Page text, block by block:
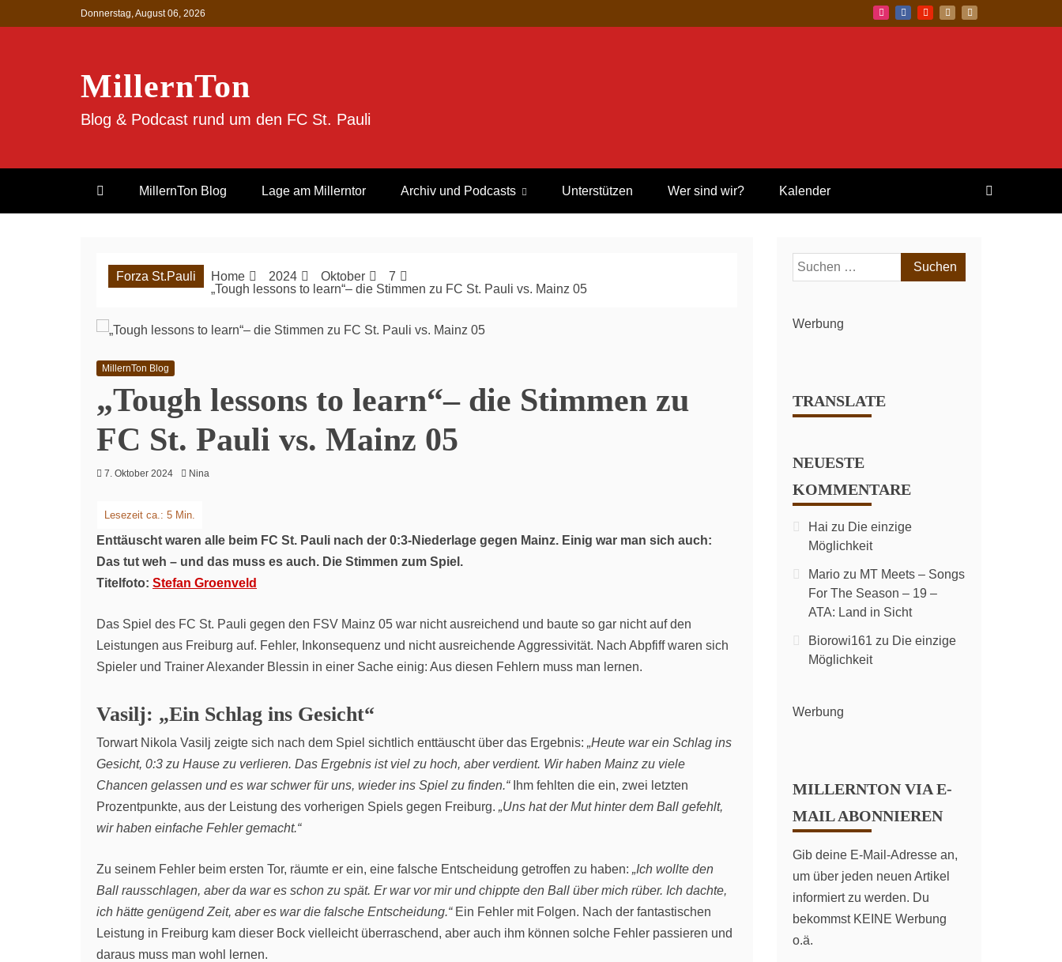
to
Donnerstag, August 06, 2026
MillernTon
Blog & Podcast rund um den FC St. Pauli
MillernTon Blog Lage am Millerntor Archiv und Podcasts Unterstützen Wer sind wir? Kalender
Forza St.Pauli Home 2024 Oktober
7
„Tough lessons to learn“– die Stimmen zu FC St. Pauli vs. Mainz 05
MillernTon Blog
„Tough lessons to learn“– die Stimmen zu
FC St. Pauli vs. Mainz 05
7. Oktober 2024 Nina
Enttäuscht waren alle beim FC St. Pauli nach der 0:3-Niederlage gegen Mainz. Einig war man sich auch:
Das tut weh – und das muss es auch. Die Stimmen zum Spiel.
Titelfoto: Stefan Groenveld
Das Spiel des FC St. Pauli gegen den FSV Mainz 05 war nicht ausreichend und baute so gar nicht auf den
Leistungen aus Freiburg auf. Fehler, Inkonsequenz und nicht ausreichende Aggressivität. Nach Abpfiff waren sich
Spieler und Trainer Alexander Blessin in einer Sache einig: Aus diesen Fehlern muss man lernen.
Vasilj: „Ein Schlag ins Gesicht“
Torwart Nikola Vasilj zeigte sich nach dem Spiel sichtlich enttäuscht über das Ergebnis: „Heute war ein Schlag ins
Gesicht, 0:3 zu Hause zu verlieren. Das Ergebnis ist viel zu hoch, aber verdient. Wir haben Mainz zu viele
Chancen gelassen und es war schwer für uns, wieder ins Spiel zu finden.“Ihm fehlten die ein, zwei letzten
Prozentpunkte, aus der Leistung des vorherigen Spiels gegen Freiburg. „Uns hat der Mut hinter dem Ball gefehlt,
wir haben einfache Fehler gemacht.“
Zu seinem Fehler beim ersten Tor, räumte er ein, eine falsche Entscheidung getroffen zu haben: „Ich wollte den
Ball rausschlagen, aber da war es schon zu spät. Er war vor mir und chippte den Ball über mich rüber. Ich dachte,
ich hätte genügend Zeit, aber es war die falsche Entscheidung.“Ein Fehler mit Folgen. Nach der fantastischen
Leistung in Freiburg kam dieser Bock vielleicht überraschend, aber auch ihm können solche Fehler passieren und
daraus muss man wohl lernen.
Suchen
nach:
Werbung
TRANSLATE
NEUESTE
KOMMENTARE
Hai zu Die einzige
Möglichkeit
Mario zu MT Meets – Songs
For The Season – 19 –
ATA: Land in Sicht
Biorowi161 zu Die einzige
Möglichkeit
Werbung
MILLERNTON VIA E-
MAIL ABONNIEREN
Gib deine E-Mail-Adresse an,
um über jeden neuen Artikel
informiert zu werden. Du
bekommst KEINE Werbung
o.ä.